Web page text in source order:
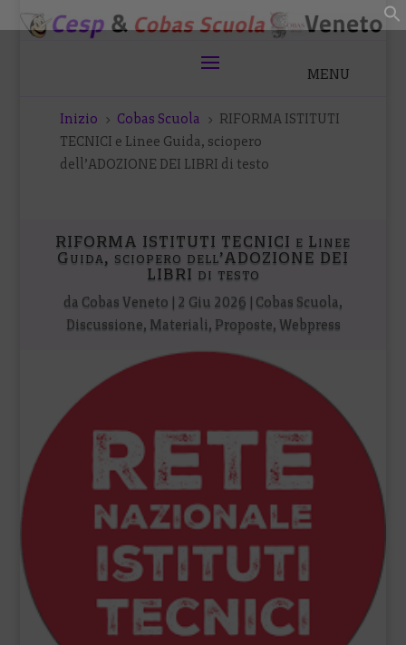
Inizio 5 Cobas Scuola 5 RIFORMA ISTITUTI
TECNICI e Linee Guida, sciopero
dell’ADOZIONE DEI LIBRI di testo
RIFORMA ISTITUTI TECNICI e Linee
Guida, sciopero dell’ADOZIONE DEI
LIBRI di testo
da Cobas Veneto 2 Giu 2026 Cobas Scuola,
Discussione, Materiali, Proposte, Webpress